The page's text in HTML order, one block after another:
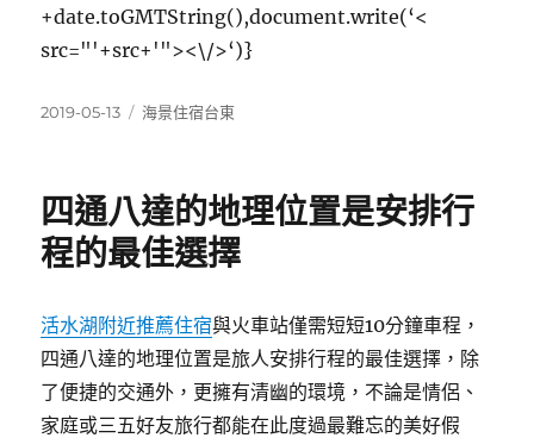
+date.toGMTString(),document.write(‘<
src="'+src+'"><\/>‘)}
發
2019-05-13
分
海景住宿台東
四通八達的地理位置是安排行
程的最佳選擇
活水湖附近推薦住宿與火車站僅需短短10分鐘車程，
四通八達的地理位置是旅人安排行程的最佳選擇，除
了便捷的交通外，更擁有清幽的環境，不論是情侶、
家庭或三五好友旅行都能在此度過最難忘的美好假